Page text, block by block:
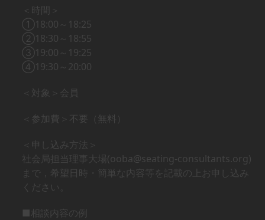
＜時間＞
①18:00～18:25
②18:30～18:55
③19:00～19:25
④19:30～20:00
＜対象＞会員
＜参加費＞不要（無料）
＜申し込み方法＞
社会局担当理事大場(ooba@seating-consultants.org)
まで，希望日時・簡単な内容等を記載の上お申し込み
ください。
■相談内容の例